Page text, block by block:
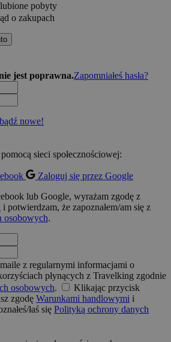
pobyty
o zakupach
jest poprawna.Zapomniałeś hasła?
nowe!
sieci społecznościowej:
Zaloguj się przez Google
lub Google, wyrażam zgodę z
i potwierdzam, że zapoznałem/am się z
osobowych.
z regularnymi informacjami o
płynących z Travelking zgodnie
osobowych.
Klikając przycisk
zgodę Warunkami handlowymi i
łaś się Polityką ochrony danych